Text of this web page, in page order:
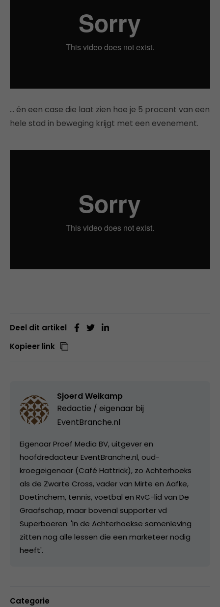
… én een case die laat zien hoe je 5 procent van een
hele stad in beweging krijgt met een evenement.
Deel dit artikel
Kopieer link
Sjoerd Weikamp
Redactie / eigenaar bij
EventBranche.nl
Eigenaar Proef Media BV, uitgever en
hoofdredacteur EventBranche.nl, oud-
kroegeigenaar (Café Hattrick), zo Achterhoeks
als de Zwarte Cross, vader van Mirte en Aafke,
Doetinchem, tennis, voetbal en RvC-lid van De
Graafschap, maar bovenal supporter vd
Superboeren: 'In de Achterhoekse samenleving
zitten nog alle lessen die een marketeer nodig
heeft'.
Categorie